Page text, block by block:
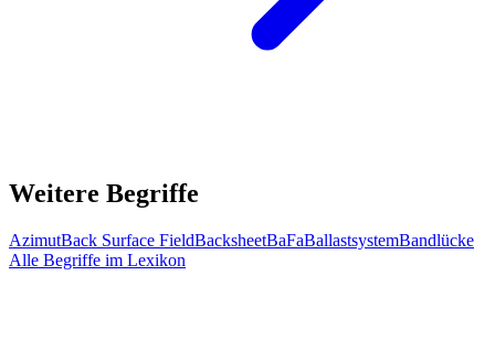
Weitere Begriffe
AzimutBack Surface FieldBacksheetBaFaBallastsystemBandlücke
Alle Begriffe im Lexikon